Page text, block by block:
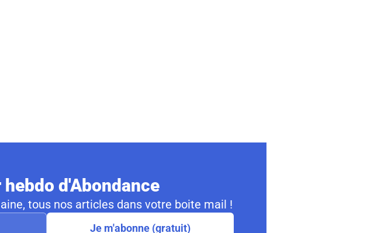
d'Abondance
tous nos articles dans votre boite mail !
Je m'abonne (gratuit)